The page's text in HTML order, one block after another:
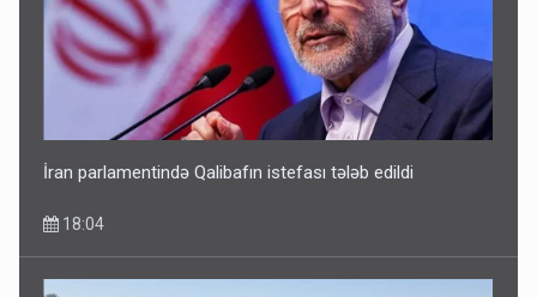
Avtomobil sahiblərinin nəzərinə: Kasko bahalaşır -
SƏBƏBLƏR
İran parlamentində Qalibafın istefası tələb edildi
18:04